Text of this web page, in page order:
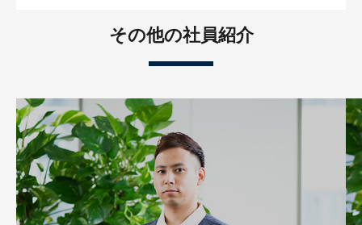
その他の社員紹介